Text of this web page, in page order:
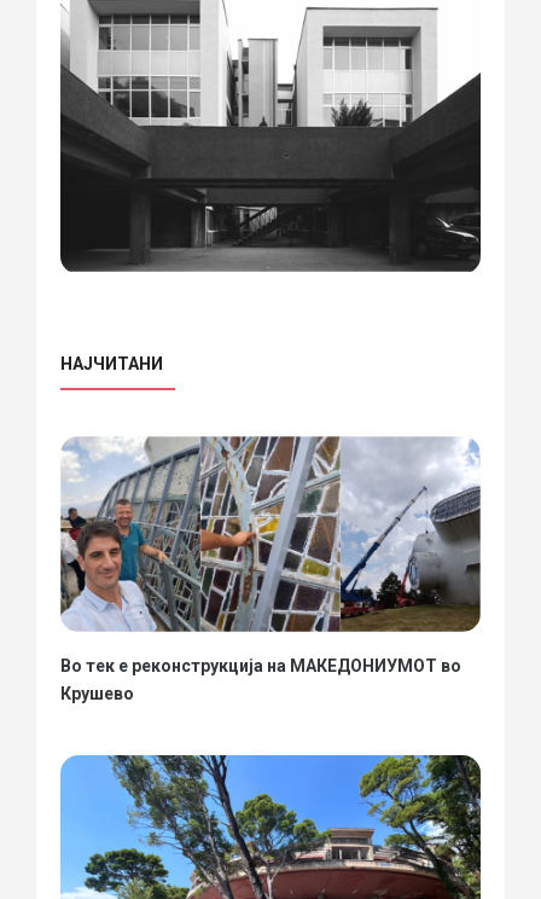
НАЈЧИТАНИ
Во тек е реконструкција на МАКЕДОНИУМОТ во
Крушево